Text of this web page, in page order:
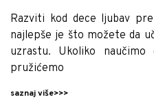
Razviti kod dece ljubav
najlepše je što možete da
uzrastu. Ukoliko
pružićemo
saznaj više>>>